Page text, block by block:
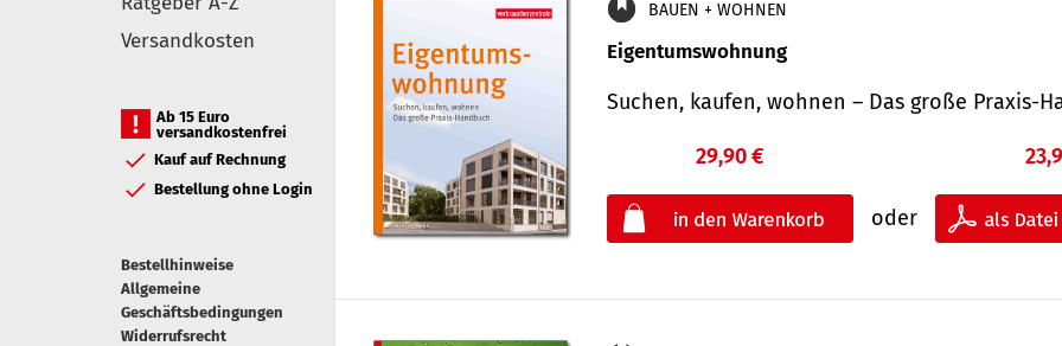
Versandkosten
Ab 15 Euro
versandkostenfrei
Kauf auf Rechnung
Bestellung ohne Login
Bestellhinweise
Allgemeine
Geschäftsbedingungen
Widerrufsrecht
BAUEN + WOHNEN
Eigentumswohnung
Suchen, kaufen, wohnen – Das große Praxis-
29,90 €
oder